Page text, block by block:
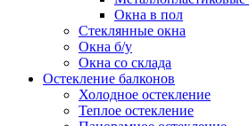
Окна в пол
Стеклянные окна
Окна б/у
Окна со склада
Остекление балконов
Холодное остекление
Теплое остекление